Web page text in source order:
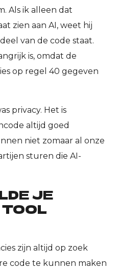
Als ik alleen dat
zien aan AI, weet hij
van de code staat.
is, omdat de
op regel 40 gegeven
privacy. Het is
altijd goed
niet zomaar al onze
sturen die AI-
JE
zijn altijd op zoek
code te kunnen maken